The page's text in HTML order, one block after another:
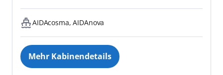
AIDAcosma, AIDAnova
Mehr Kabinendetails